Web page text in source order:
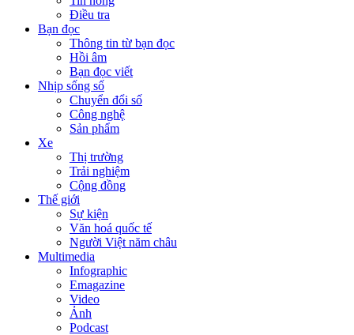
Điều tra
Bạn đọc
Thông tin từ bạn đọc
Hồi âm
Bạn đọc viết
Nhịp sống số
Chuyển đổi số
Công nghệ
Sản phẩm
Xe
Thị trường
Trải nghiệm
Cộng đồng
Thế giới
Sự kiện
Văn hoá quốc tế
Người Việt năm châu
Multimedia
Infographic
Emagazine
Video
Ảnh
Podcast